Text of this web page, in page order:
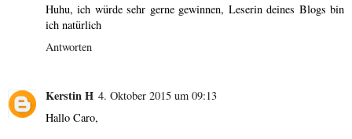
Huhu, ich würde sehr gerne gewinnen, Leserin deines Blogs bin
ich natürlich
Antworten
Kerstin H 4. Oktober 2015 um 09:13
Hallo Caro,